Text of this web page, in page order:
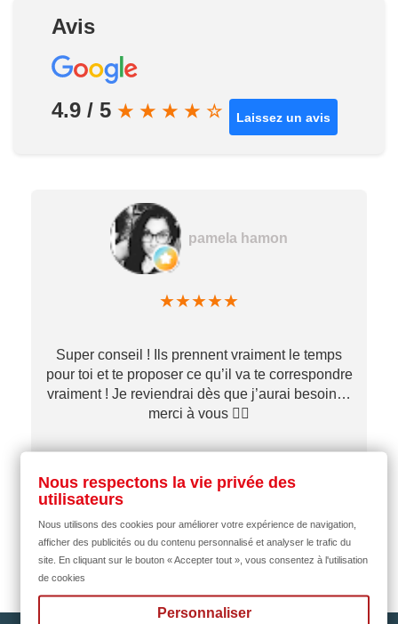
Avis
4.9 / 5 ★ ★ ★ ★ ☆ Laissez un avis
pamela hamon
★★★★★
Super conseil ! Ils prennent vraiment le temps
pour toi et te proposer ce qu’il va te correspondre
vraiment ! Je reviendrai dès que j’aurai besoin…
merci à vous ✌🏼
il y a 1 mois
Nous respectons la vie privée des
utilisateurs
Nous utilisons des cookies pour améliorer votre expérience de navigation,
afficher des publicités ou du contenu personnalisé et analyser le trafic du
site. En cliquant sur le bouton « Accepter tout », vous consentez à l'utilisation
de cookies
Personnaliser